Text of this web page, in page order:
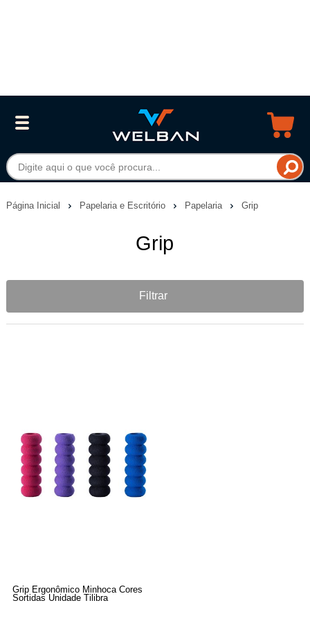
Página Inicial Papelaria e Escritório Papelaria Grip
Grip
Filtrar
Grip Ergonômico Minhoca Cores
Sortidas Unidade Tilibra